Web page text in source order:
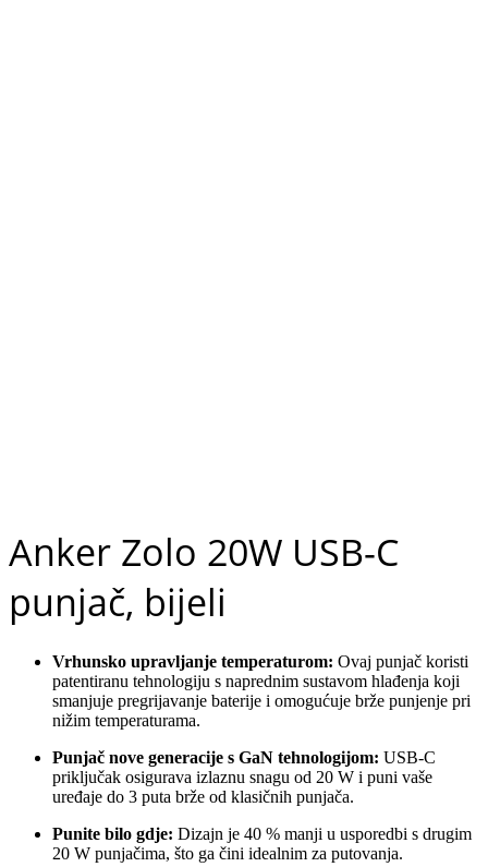
Anker Zolo 20W USB-C
punjač, bijeli
Vrhunsko upravljanje temperaturom: Ovaj punjač koristi
patentiranu tehnologiju s naprednim sustavom hlađenja koji
smanjuje pregrijavanje baterije i omogućuje brže punjenje pri
nižim temperaturama.
Punjač nove generacije s GaN tehnologijom: USB-C
priključak osigurava izlaznu snagu od 20 W i puni vaše
uređaje do 3 puta brže od klasičnih punjača.
Punite bilo gdje: Dizajn je 40 % manji u usporedbi s drugim
20 W punjačima, što ga čini idealnim za putovanja.